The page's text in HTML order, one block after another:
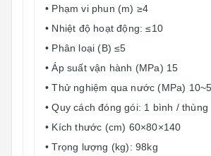
• Phạm vi phun (m) ≥4
• Nhiệt độ hoạt động: ≤10
• Phân loại (B) ≤5
• Áp suất vận hành (MPa) 15
• Thử nghiệm qua nước (MPa)
• Quy cách đóng gói: 1 bình / thùng
• Kích thước (cm) 60×80×140
• Trọng lượng (kg): 98kg